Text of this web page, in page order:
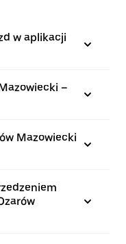
w aplikacji
–
Mazowiecki